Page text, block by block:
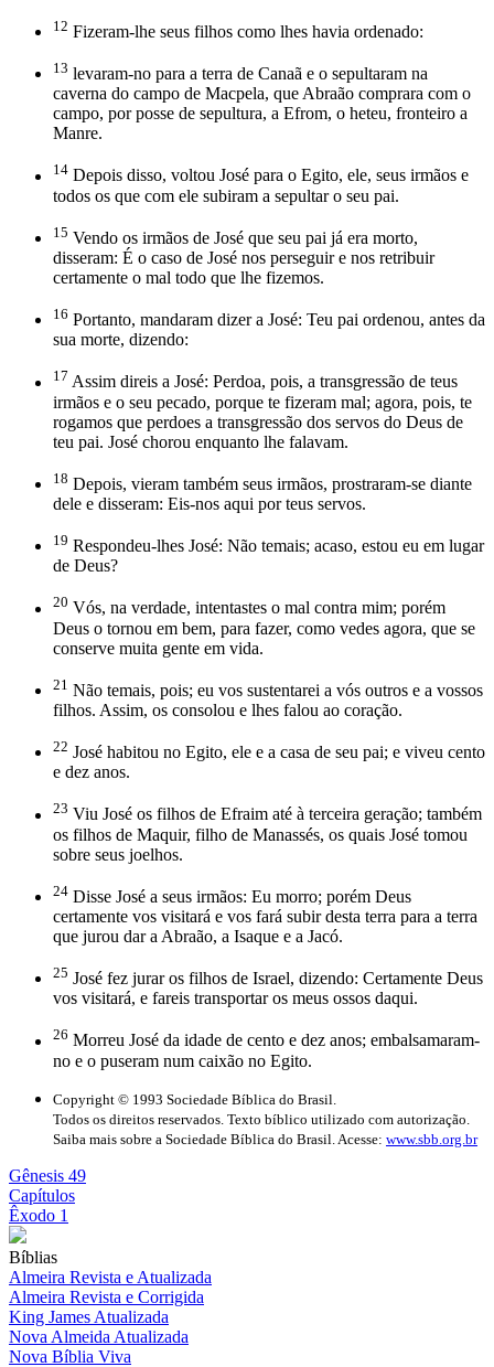
12 Fizeram-lhe seus filhos como lhes havia ordenado:
13 levaram-no para a terra de Canaã e o sepultaram na
caverna do campo de Macpela, que Abraão comprara com o
campo, por posse de sepultura, a Efrom, o heteu, fronteiro a
Manre.
14 Depois disso, voltou José para o Egito, ele, seus irmãos e
todos os que com ele subiram a sepultar o seu pai.
15 Vendo os irmãos de José que seu pai já era morto,
disseram: É o caso de José nos perseguir e nos retribuir
certamente o mal todo que lhe fizemos.
16 Portanto, mandaram dizer a José: Teu pai ordenou, antes da
sua morte, dizendo:
17 Assim direis a José: Perdoa, pois, a transgressão de teus
irmãos e o seu pecado, porque te fizeram mal; agora, pois, te
rogamos que perdoes a transgressão dos servos do Deus de
teu pai. José chorou enquanto lhe falavam.
18 Depois, vieram também seus irmãos, prostraram-se diante
dele e disseram: Eis-nos aqui por teus servos.
19 Respondeu-lhes José: Não temais; acaso, estou eu em lugar
de Deus?
20 Vós, na verdade, intentastes o mal contra mim; porém
Deus o tornou em bem, para fazer, como vedes agora, que se
conserve muita gente em vida.
21 Não temais, pois; eu vos sustentarei a vós outros e a vossos
filhos. Assim, os consolou e lhes falou ao coração.
22 José habitou no Egito, ele e a casa de seu pai; e viveu cento
e dez anos.
23 Viu José os filhos de Efraim até à terceira geração; também
os filhos de Maquir, filho de Manassés, os quais José tomou
sobre seus joelhos.
24 Disse José a seus irmãos: Eu morro; porém Deus
certamente vos visitará e vos fará subir desta terra para a terra
que jurou dar a Abraão, a Isaque e a Jacó.
25 José fez jurar os filhos de Israel, dizendo: Certamente Deus
vos visitará, e fareis transportar os meus ossos daqui.
26 Morreu José da idade de cento e dez anos; embalsamaram-
no e o puseram num caixão no Egito.
Copyright © 1993 Sociedade Bíblica do Brasil.
Todos os direitos reservados. Texto bíblico utilizado com autorização.
Saiba mais sobre a Sociedade Bíblica do Brasil. Acesse: www.sbb.org.br
Gênesis 49
Capítulos
Êxodo 1
Bíblias
Almeira Revista e Atualizada
Almeira Revista e Corrigida
King James Atualizada
Nova Almeida Atualizada
Nova Bíblia Viva